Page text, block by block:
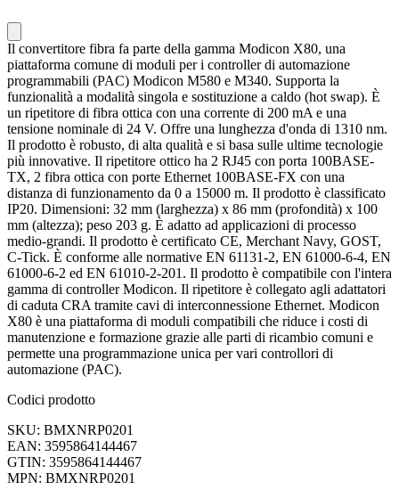
Il convertitore fibra fa parte della gamma Modicon X80, una
piattaforma comune di moduli per i controller di automazione
programmabili (PAC) Modicon M580 e M340. Supporta la
funzionalità a modalità singola e sostituzione a caldo (hot swap). È
un ripetitore di fibra ottica con una corrente di 200 mA e una
tensione nominale di 24 V. Offre una lunghezza d'onda di 1310 nm.
Il prodotto è robusto, di alta qualità e si basa sulle ultime tecnologie
più innovative. Il ripetitore ottico ha 2 RJ45 con porta 100BASE-
TX, 2 fibra ottica con porte Ethernet 100BASE-FX con una
distanza di funzionamento da 0 a 15000 m. Il prodotto è classificato
IP20. Dimensioni: 32 mm (larghezza) x 86 mm (profondità) x 100
mm (altezza); peso 203 g. È adatto ad applicazioni di processo
medio-grandi. Il prodotto è certificato CE, Merchant Navy, GOST,
C-Tick. È conforme alle normative EN 61131-2, EN 61000-6-4, EN
61000-6-2 ed EN 61010-2-201. Il prodotto è compatibile con l'intera
gamma di controller Modicon. Il ripetitore è collegato agli adattatori
di caduta CRA tramite cavi di interconnessione Ethernet. Modicon
X80 è una piattaforma di moduli compatibili che riduce i costi di
manutenzione e formazione grazie alle parti di ricambio comuni e
permette una programmazione unica per vari controllori di
automazione (PAC).
Codici prodotto
SKU: BMXNRP0201
EAN: 3595864144467
GTIN: 3595864144467
MPN: BMXNRP0201